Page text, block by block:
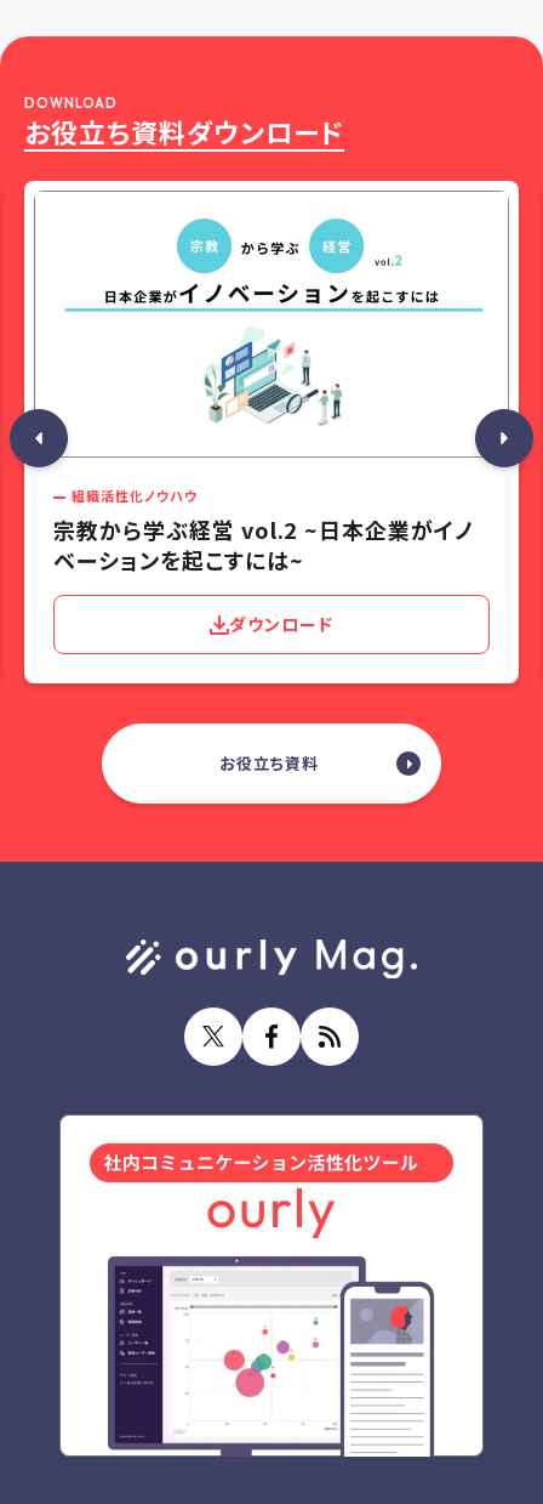
お役立ち資料ダウンロード
DOWNLOAD
組織活性化ノウハウ
宗教から学ぶ経営 vol.2 ~日本企業がイノ
ベーションを起こすには~
ダウンロード
お役立ち資料